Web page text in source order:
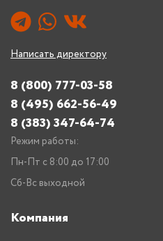
Написать директору
8 (800) 777-03-58
8 (495) 662-56-49
8 (383) 347-64-74
Режим работы:
Пн-Пт с 8:00 до 17:00
Сб-Вс выходной
Компания